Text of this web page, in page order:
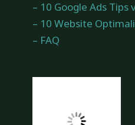
– 10 Google Ads Tips
– 10 Website
– FAQ